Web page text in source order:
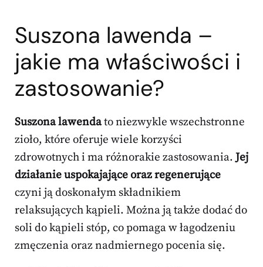
Suszona lawenda –
jakie ma właściwości i
zastosowanie?
Suszona lawendato niezwykle wszechstronne
zioło, które oferuje wiele korzyści
zdrowotnych i ma różnorakie zastosowania.Jej
działanie uspokajające oraz regenerujące
czyni ją doskonałym składnikiem
relaksujących kąpieli. Można ją także dodać do
soli do kąpieli stóp, co pomaga w łagodzeniu
zmęczenia oraz nadmiernego pocenia się.